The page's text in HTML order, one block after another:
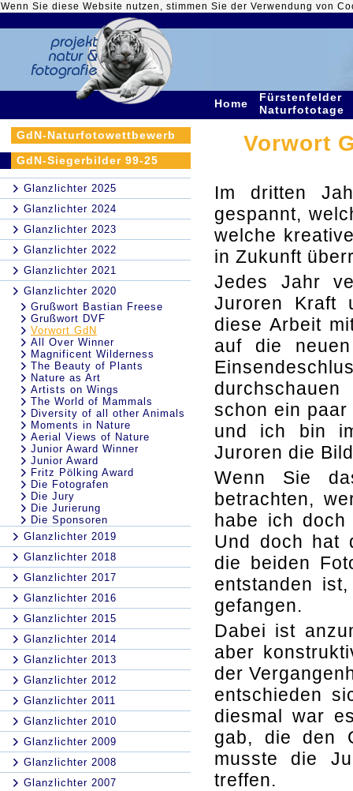
Wenn Sie diese Website nutzen, stimmen Sie der Verwendung von
Home
Fürstenfelder
Naturfototage
GdN-Naturfotowettbewerb
GdN-Siegerbilder 99-25
Glanzlichter 2025
Glanzlichter 2024
Glanzlichter 2023
Glanzlichter 2022
Glanzlichter 2021
Glanzlichter 2020
Grußwort Bastian Freese
Grußwort DVF
Vorwort GdN
All Over Winner
Magnificent Wilderness
The Beauty of Plants
Nature as Art
Artists on Wings
The World of Mammals
Diversity of all other Animals
Moments in Nature
Aerial Views of Nature
Junior Award Winner
Junior Award
Fritz Pölking Award
Die Fotografen
Die Jury
Die Jurierung
Die Sponsoren
Glanzlichter 2019
Glanzlichter 2018
Glanzlichter 2017
Glanzlichter 2016
Glanzlichter 2015
Glanzlichter 2014
Glanzlichter 2013
Glanzlichter 2012
Glanzlichter 2011
Glanzlichter 2010
Glanzlichter 2009
Glanzlichter 2008
Glanzlichter 2007
Vorwort
Im dritten
gespannt,
welche
in Zukunft
Jedes Jahr
Juroren Kraft
diese Arbeit
auf die
schon ein
und ich bin
Juroren die
Wenn Sie
betrachten,
habe ich
Und doch hat
die beiden
entstanden
gefangen.
Dabei ist
aber
der
entschieden
diesmal war
gab, die den
musste die
treffen.